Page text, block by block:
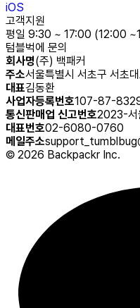
iOS
고객지원
평일 9:30 ~ 17:00 (12:00
텀블벅에 문의
회사명(주) 백패커
주소서울특별시 서초구 서초
대표김동환
사업자등록번호107-87-
통신판매업 신고번호2023-서
대표번호02-6080-0760
메일주소
© 2026 Backpackr Inc.